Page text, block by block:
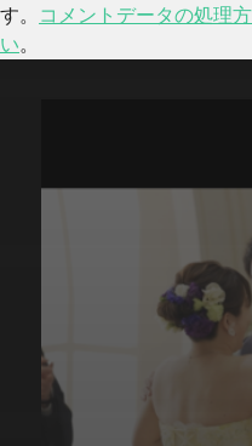
す。
コメントデータの処理
い。